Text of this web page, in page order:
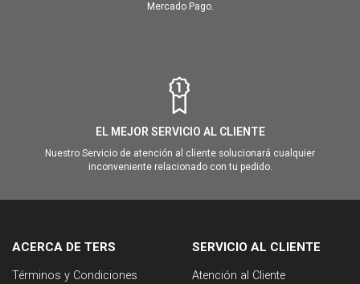
Mercado Pago.
EL MEJOR SERVICIO AL CLIENTE
Nuestro Servicio de atención al cliente solucionará cualquier
inconveniente relacionado con tu pedido.
ACERCA DE TERS
Términos y Condiciones
SERVICIO AL CLIENTE
Atención al Cliente